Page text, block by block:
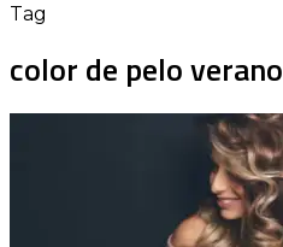
Tag
color de pelo verano